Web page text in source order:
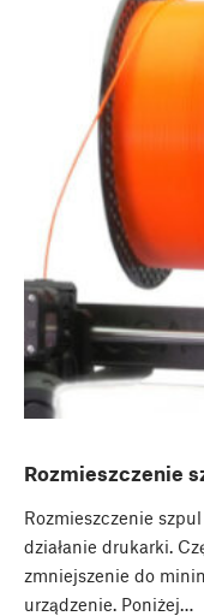
Rozmieszczenie
Rozmieszczenie
działanie drukarki.
zmniejszenie do
urządzenie. Poniżej…